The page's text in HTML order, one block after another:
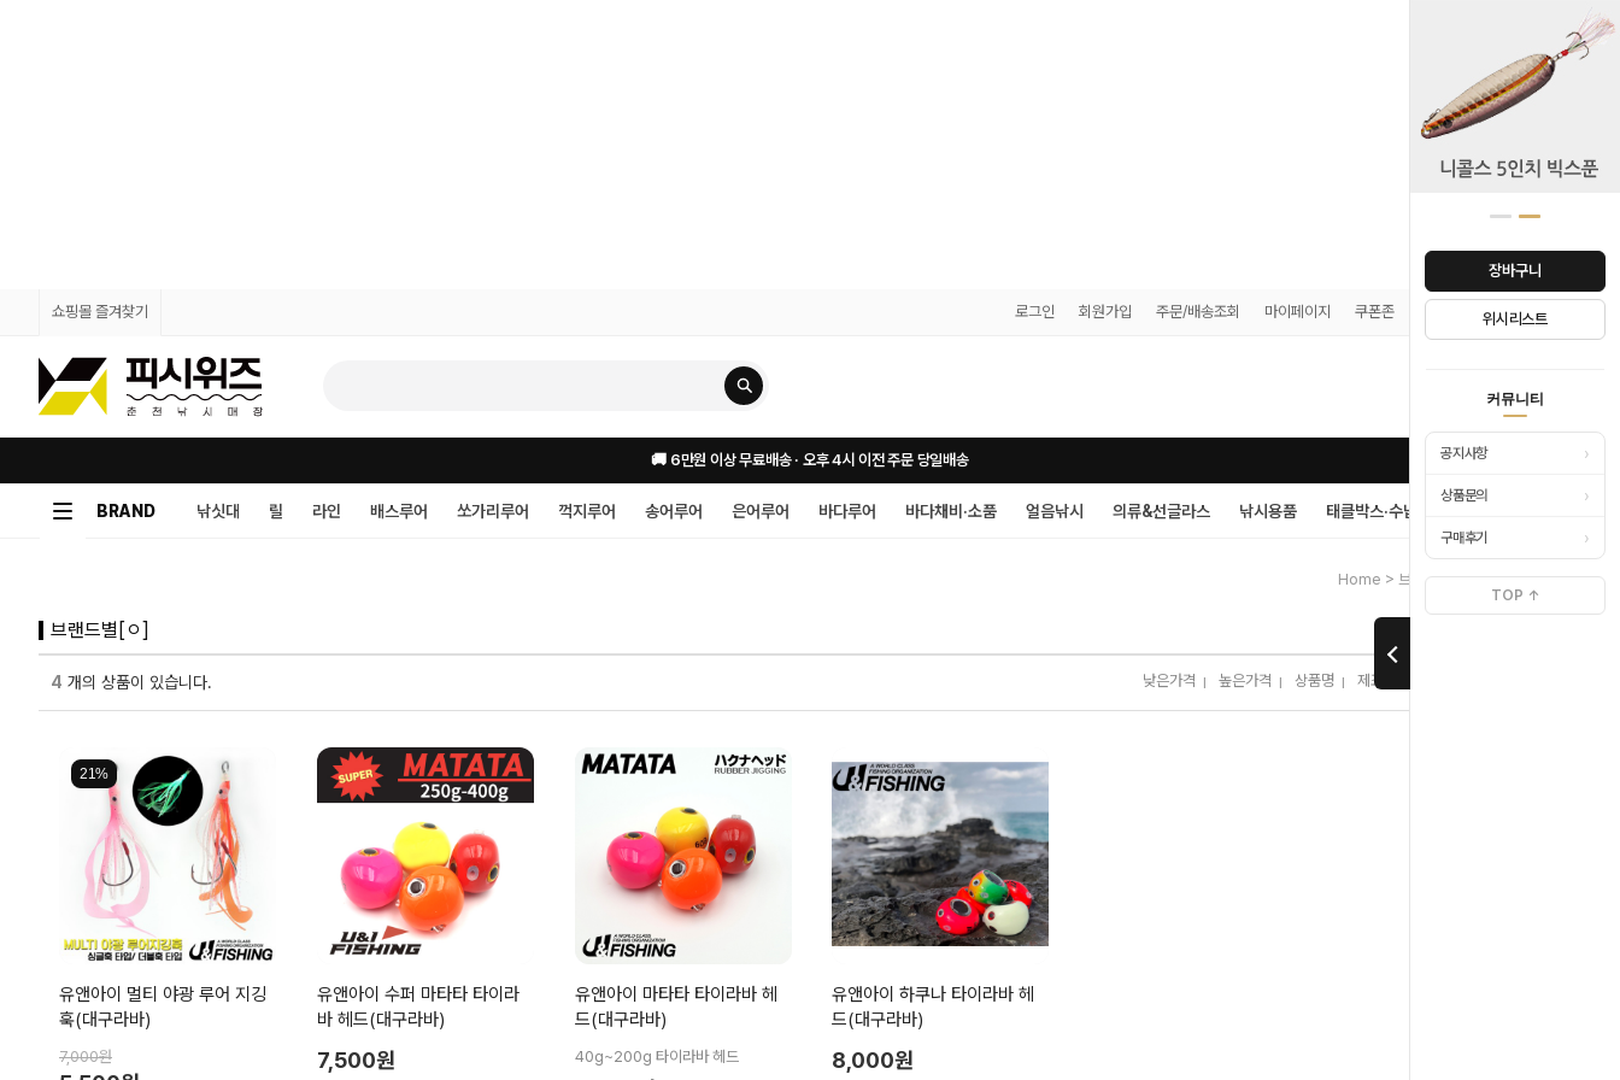
장바구니
위시리스트
커뮤니티
공지사항 ›
상품문의 ›
구매후기 ›
TOP ↑
쇼핑몰 즐겨찾기 로그인 회원가입 주문/배송조회 마이페이지 쿠폰존
🚚 6만원 이상 무료배송 · 오후 4시 이전 주문 당일배송
BRAND 낚싯대 릴 라인 배스루어 쏘가리루어 꺽지루어 송어루어 은어루어 바다루어 바다채비·소품 얼음낚시 의류&선글라스 낚시용품 태클박스·수납
Home > 브랜드별[ㅇ]>유앤아이[U&I]
브랜드별[ㅇ]
4 개의 상품이 있습니다. 낮은가격 I 높은가격 I 상품명 I 제조사
21%
유앤아이 멀티 야광 루어 지깅
훅(대구라바)
7,000원
유앤아이 수퍼 마타타 타이라
바 헤드(대구라바)
7,500원
유앤아이 마타타 타이라바 헤
드(대구라바)
40g~200g 타이라바 헤드
유앤아이 하쿠나 타이라바 헤
드(대구라바)
8,000원